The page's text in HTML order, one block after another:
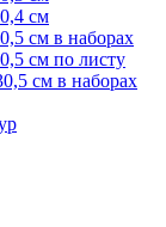
см
см в наборах
см по листу
см в наборах